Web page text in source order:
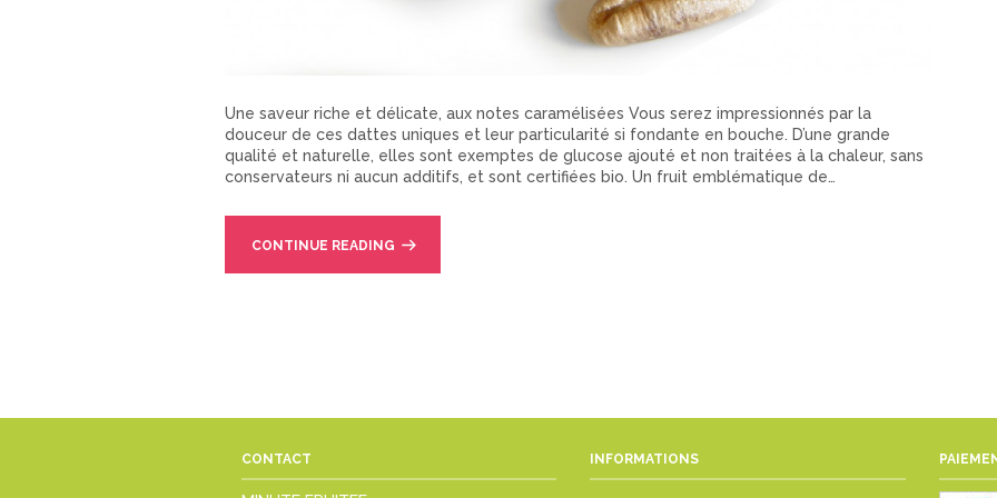
Une saveur riche et délicate, aux notes caramélisées Vous serez impressionnés par la
douceur de ces dattes uniques et leur particularité si fondante en bouche. D’une grande
qualité et naturelle, elles sont exemptes de glucose ajouté et non traitées à la chaleur, sans
conservateurs ni aucun additifs, et sont certifiées bio. Un fruit emblématique de…
CONTINUE READING
CONTACT INFORMATIONS